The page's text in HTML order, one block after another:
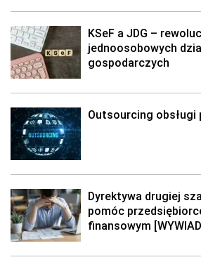
KSeF a JDG –
jednoosobowych
gospodarczych
Outsourcing obsługi
Dyrektywa drugiej
pomóc
finansowym